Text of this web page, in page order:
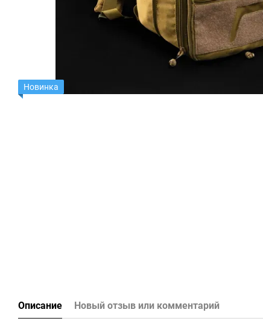
Новинка
Описание Новый отзыв или комментарий